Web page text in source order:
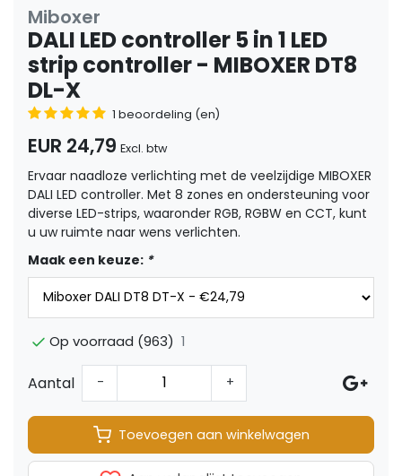
Miboxer
DALI LED controller 5 in 1 LED
strip controller - MIBOXER DT8
DL-X
1 beoordeling (en)
EUR 24,79 Excl. btw
Ervaar naadloze verlichting met de veelzijdige MIBOXER
DALI LED controller. Met 8 zones en ondersteuning voor
diverse LED-strips, waaronder RGB, RGBW en CCT, kunt
u uw ruimte naar wens verlichten.
Maak een keuze: *
Op voorraad (963) 1
Aantal - +
Toevoegen aan winkelwagen